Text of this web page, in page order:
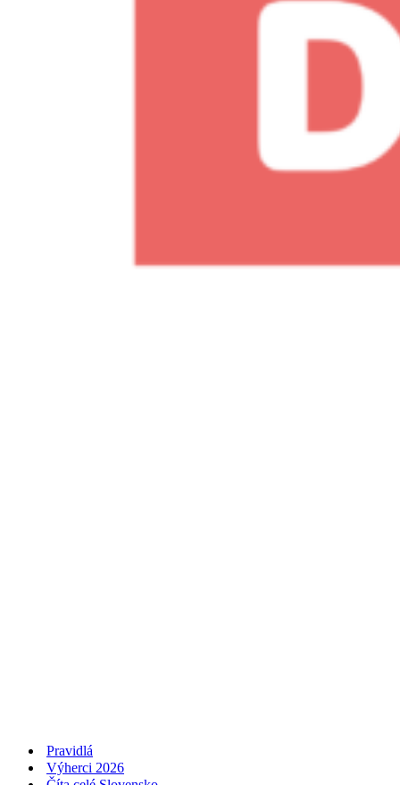
Pravidlá
Výherci 2026